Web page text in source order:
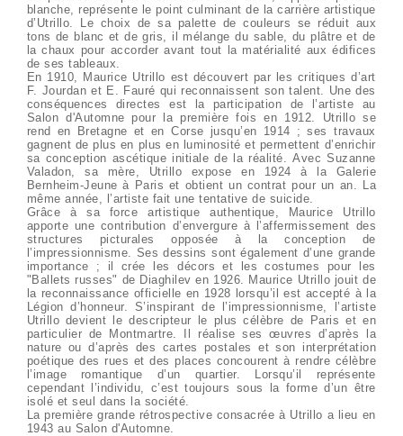
blanche, représente le point culminant de la carrière artistique
d’Utrillo. Le choix de sa palette de couleurs se réduit aux
tons de blanc et de gris, il mélange du sable, du plâtre et de
la chaux pour accorder avant tout la matérialité aux édifices
de ses tableaux.
En 1910, Maurice Utrillo est découvert par les critiques d’art
F. Jourdan et E. Fauré qui reconnaissent son talent. Une des
conséquences directes est la participation de l’artiste au
Salon d'Automne pour la première fois en 1912. Utrillo se
rend en Bretagne et en Corse jusqu’en 1914 ; ses travaux
gagnent de plus en plus en luminosité et permettent d’enrichir
sa conception ascétique initiale de la réalité. Avec Suzanne
Valadon, sa mère, Utrillo expose en 1924 à la Galerie
Bernheim-Jeune à Paris et obtient un contrat pour un an. La
même année, l’artiste fait une tentative de suicide.
Grâce à sa force artistique authentique, Maurice Utrillo
apporte une contribution d’envergure à l’affermissement des
structures picturales opposée à la conception de
l’impressionnisme. Ses dessins sont également d’une grande
importance ; il crée les décors et les costumes pour les
"Ballets russes" de Diaghilev en 1926. Maurice Utrillo jouit de
la reconnaissance officielle en 1928 lorsqu’il est accepté à la
Légion d’honneur. S’inspirant de l’impressionnisme, l’artiste
Utrillo devient le descripteur le plus célèbre de Paris et en
particulier de Montmartre. Il réalise ses œuvres d’après la
nature ou d’après des cartes postales et son interprétation
poétique des rues et des places concourent à rendre célèbre
l’image romantique d’un quartier. Lorsqu’il représente
cependant l’individu, c’est toujours sous la forme d’un être
isolé et seul dans la société.
La première grande rétrospective consacrée à Utrillo a lieu en
1943 au Salon d'Automne.